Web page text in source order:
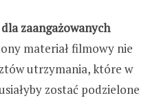
zaangażowanych
materiał filmowy nie
utrzymania, które w
zostać podzielone